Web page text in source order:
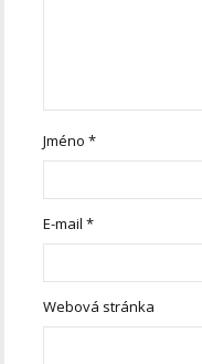
Jméno*
E-mail*
Webová stránka